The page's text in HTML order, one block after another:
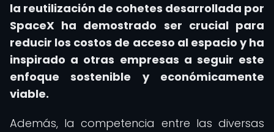
la reutilización de cohetes desarrollada por
SpaceX ha demostrado ser crucial para
reducir los costos de acceso al espacio y ha
inspirado a otras empresas a seguir este
enfoque sostenible y económicamente
viable.
Además, la competencia entre las diversas